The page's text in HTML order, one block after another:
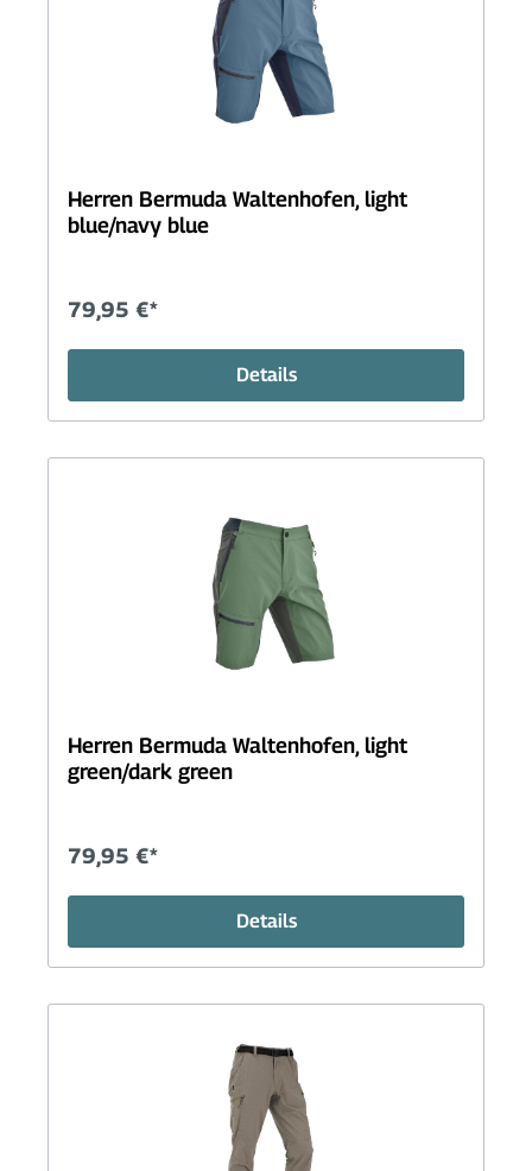
Herren Bermuda Waltenhofen, light
blue/navy blue
79,95 €*
Details
Herren Bermuda Waltenhofen, light
green/dark green
79,95 €*
Details